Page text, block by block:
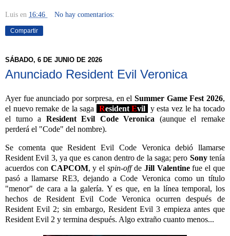
Luis en 16:46 No hay comentarios:
Compartir
SÁBADO, 6 DE JUNIO DE 2026
Anunciado Resident Evil Veronica
Ayer fue anunciado por sorpresa, en el Summer Game Fest 2026,
el nuevo remake de la saga ResidentEvil y esta vez le ha tocado
el turno a Resident Evil Code Veronica (aunque el remake
perderá el "Code" del nombre).
Se comenta que Resident Evil Code Veronica debió llamarse
Resident Evil 3, ya que es canon dentro de la saga; pero Sonytenía
acuerdos con CAPCOM, y elspin-offde Jill Valentinefue el que
pasó a llamarse RE3, dejando a Code Veronica como un título
"menor" de cara a la galería. Y es que, en la línea temporal, los
hechos de Resident Evil Code Veronica ocurren después de
Resident Evil 2; sin embargo, Resident Evil 3 empieza antes que
Resident Evil 2 y termina después. Algo extraño cuanto menos...